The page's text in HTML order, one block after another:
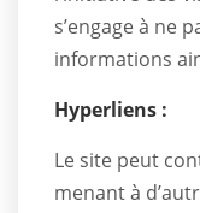
s’engage à ne
informations
Hyperliens :
Le site peut
menant à